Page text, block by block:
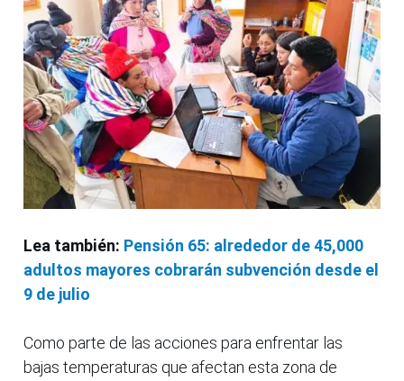
Lea también: Pensión 65: alrededor de 45,000
adultos mayores cobrarán subvención desde el
9 de julio
Como parte de las acciones para enfrentar las
bajas temperaturas que afectan esta zona de